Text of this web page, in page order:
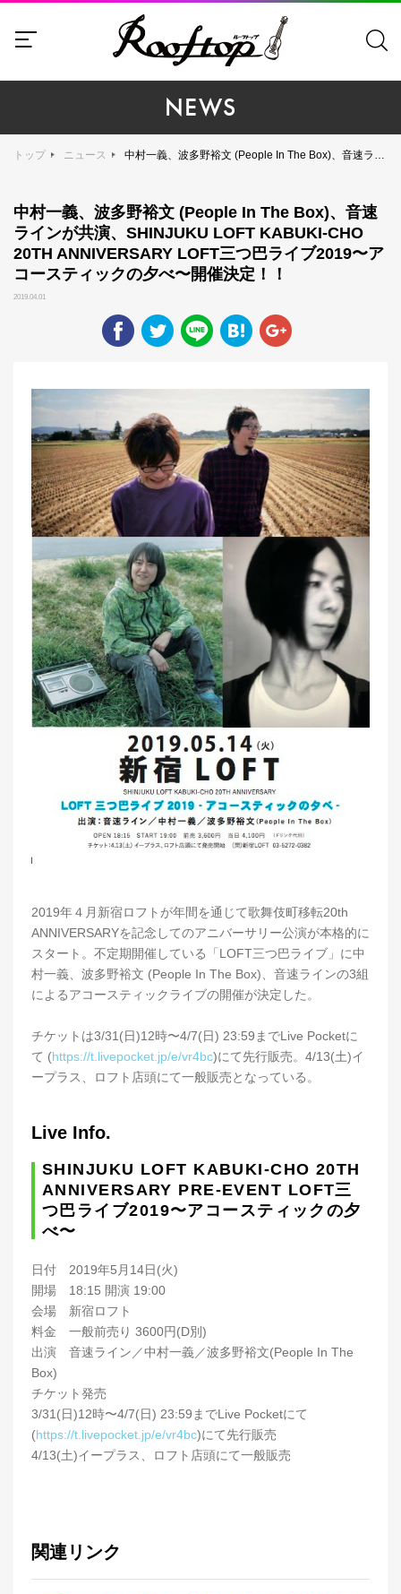
NEWS
トップ ニュース 中村一義、波多野裕文 (People In The Box)、音速ラインが共演、SHINJUKU LOFT KABUKI-CHO 20TH ANNIVERSARY LOFT三つ巴ライブ2019〜アコースティックの夕べ〜開催決定！！
中村一義、波多野裕文 (People In The Box)、音速
ラインが共演、SHINJUKU LOFT KABUKI-CHO
20TH ANNIVERSARY LOFT三つ巴ライブ2019〜ア
コースティックの夕べ〜開催決定！！
2019.04.01
2019年４月新宿ロフトが年間を通じて歌舞伎町移転20th
ANNIVERSARYを記念してのアニバーサリー公演が本格的に
スタート。不定期開催している「LOFT三つ巴ライブ」に中
村一義、波多野裕文 (People In The Box)、音速ラインの3組
によるアコースティックライブの開催が決定した。
チケットは3/31(日)12時〜4/7(日) 23:59までLive Pocketに
て (https://t.livepocket.jp/e/vr4bc)にて先行販売。4/13(土)イ
ープラス、ロフト店頭にて一般販売となっている。
Live Info.
SHINJUKU LOFT KABUKI-CHO 20TH
ANNIVERSARY PRE-EVENT LOFT三
つ巴ライブ2019〜アコースティックの夕
べ〜
日付 2019年5月14日(火)
開場 18:15 開演 19:00
会場 新宿ロフト
料金 一般前売り 3600円(D別)
出演 音速ライン／中村一義／波多野裕文(People In The
Box)
チケット発売
3/31(日)12時〜4/7(日) 23:59までLive Pocketにて
(https://t.livepocket.jp/e/vr4bc)にて先行販売
4/13(土)イープラス、ロフト店頭にて一般販売
関連リンク